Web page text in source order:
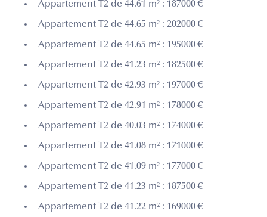
Appartement T2 de 44.61 m² : 187000 €
Appartement T2 de 44.65 m² : 202000 €
Appartement T2 de 44.65 m² : 195000 €
Appartement T2 de 41.23 m² : 182500 €
Appartement T2 de 42.93 m² : 197000 €
Appartement T2 de 42.91 m² : 178000 €
Appartement T2 de 40.03 m² : 174000 €
Appartement T2 de 41.08 m² : 171000 €
Appartement T2 de 41.09 m² : 177000 €
Appartement T2 de 41.23 m² : 187500 €
Appartement T2 de 41.22 m² : 169000 €